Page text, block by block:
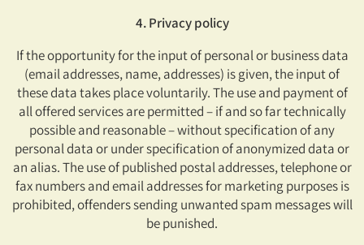
4. Privacy policy
If the opportunity for the input of personal or business data
(email addresses, name, addresses) is given, the input of
these data takes place voluntarily. The use and payment of
all offered services are permitted – if and so far technically
possible and reasonable – without specification of any
personal data or under specification of anonymized data or
an alias. The use of published postal addresses, telephone or
fax numbers and email addresses for marketing purposes is
prohibited, offenders sending unwanted spam messages will
be punished.